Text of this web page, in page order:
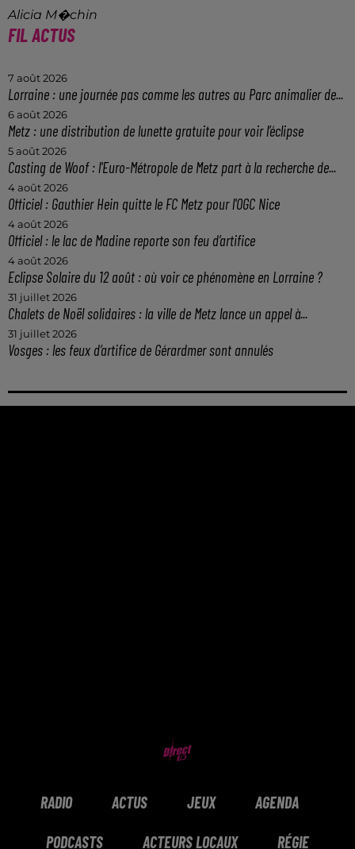
Alicia M�chin
FIL ACTUS
7 août 2026
Lorraine : une journée pas comme les autres au Parc animalier de...
6 août 2026
Metz : une distribution de lunette gratuite pour voir l’éclipse
5 août 2026
Casting de Woof : l'Euro-Métropole de Metz part à la recherche de...
4 août 2026
Officiel : Gauthier Hein quitte le FC Metz pour l'OGC Nice
4 août 2026
Officiel : le lac de Madine reporte son feu d’artifice
4 août 2026
Eclipse Solaire du 12 août : où voir ce phénomène en Lorraine ?
31 juillet 2026
Chalets de Noël solidaires : la ville de Metz lance un appel à...
31 juillet 2026
Vosges : les feux d’artifice de Gérardmer sont annulés
RADIO ACTUS JEUX AGENDA
PODCASTS ACTEURS LOCAUX RÉGIE